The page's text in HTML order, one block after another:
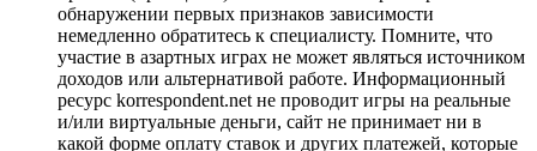
обнаружении первых признаков зависимости
немедленно обратитесь к специалисту. Помните, что
участие в азартных играх не может являться источником
доходов или альтернативой работе. Информационный
ресурс korrespondent.net не проводит игры на реальные
и/или виртуальные деньги, сайт не принимает ни в
какой форме оплату ставок и других платежей, которые